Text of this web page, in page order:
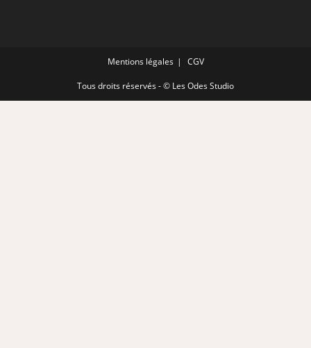
Mentions légales CGV
Tous droits réservés - © Les Odes Studio